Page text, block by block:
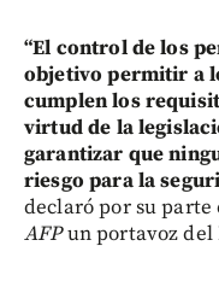
“El control de los
objetivo permitir a
cumplen los
virtud de la
garantizar que
riesgo para la
declaró por su
AFPun portavoz del